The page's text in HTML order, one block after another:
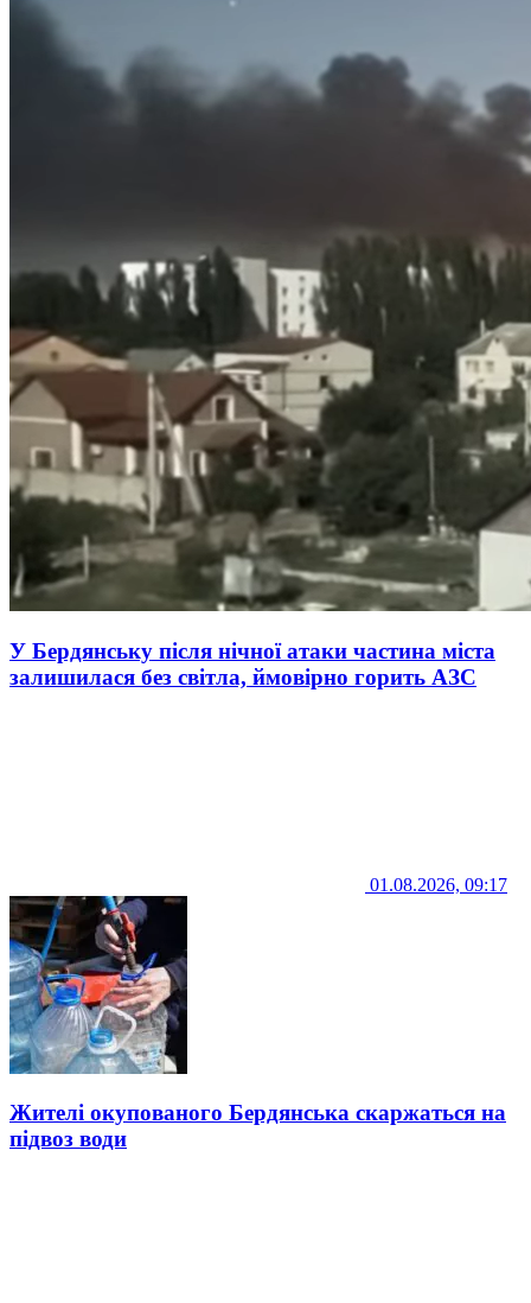
У Бердянську після нічної атаки частина міста
залишилася без світла, ймовірно горить АЗС
01.08.2026, 09:17
Жителі окупованого Бердянська скаржаться на
підвоз води